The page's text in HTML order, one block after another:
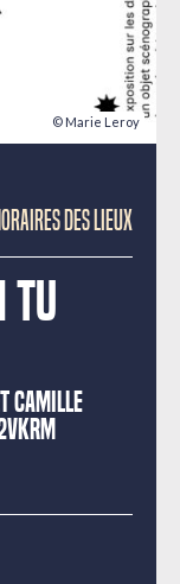
© Marie Leroy
DES LIEUX
tu
CAMILLE